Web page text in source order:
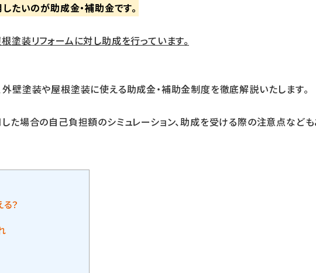
たいのが助成金・補助金です。
装リフォームに対し助成を行っています。
壁塗装や屋根塗装に使える助成金・補助金制度を徹底解説いたします。
た場合の自己負担額のシミュレーション、助成を受ける際の注意点など
？